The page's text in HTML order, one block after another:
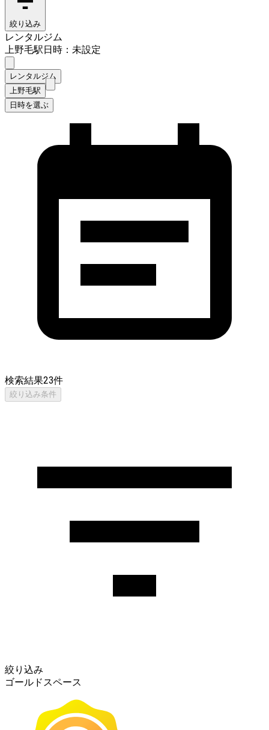
絞り込み
レンタルジム
上野毛駅日時：未設定
レンタルジム
上野毛駅
日時を選ぶ
検索結果23件
絞り込み条件
絞り込み
ゴールドスペース